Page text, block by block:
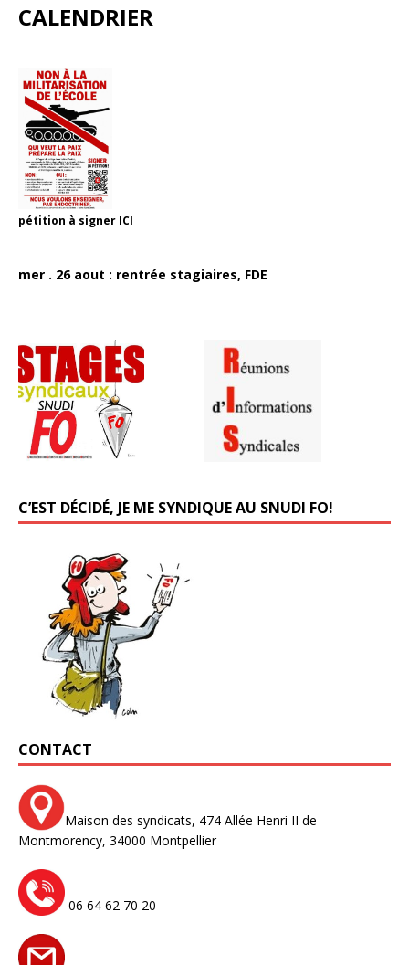
CALENDRIER
pétition à signer ICI
mer . 26 aout : rentrée stagiaires, FDE
C’EST DÉCIDÉ, JE ME SYNDIQUE AU SNUDI FO!
CONTACT
Maison des syndicats, 474 Allée Henri II de
Montmorency, 34000 Montpellier
06 64 62 70 20